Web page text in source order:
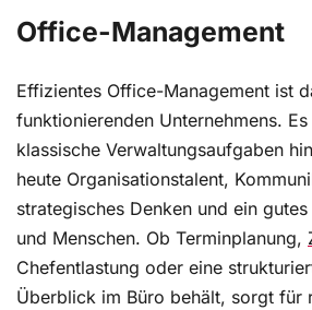
Office-Management
Effizientes Office-Management ist
funktionierenden Unternehmens.
klassische Verwaltungsaufgaben
heute Organisationstalent,
strategisches Denken und ein
und Menschen. Ob Terminplanung,
Chefentlastung oder eine
Überblick im Büro behält, sorgt für